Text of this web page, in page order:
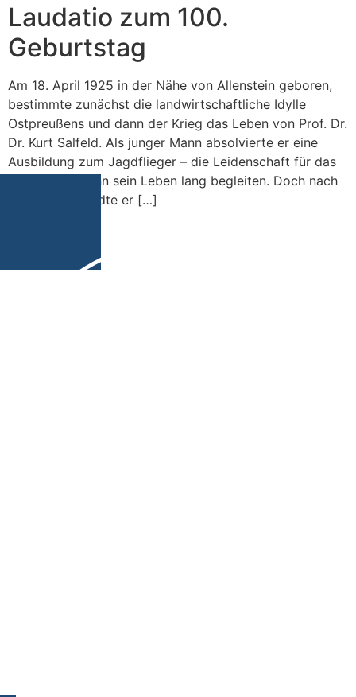
Laudatio zum 100.
Geburtstag
Am 18. April 1925 in der Nähe von Allenstein geboren,
bestimmte zunächst die landwirtschaftliche Idylle
Ostpreußens und dann der Krieg das Leben von Prof. Dr.
Dr. Kurt Salfeld. Als junger Mann absolvierte er eine
Ausbildung zum Jagdflieger – die Leidenschaft für das
Fliegen sollte ihn sein Leben lang begleiten. Doch nach
dem Krieg wandte er […]